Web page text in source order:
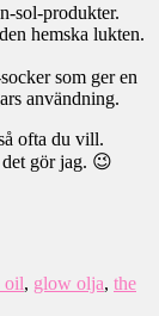
sol-produkter.
hemska lukten.
som ger en
användning.
ofta du vill.
gör jag. 😉
oil, glow olja, the